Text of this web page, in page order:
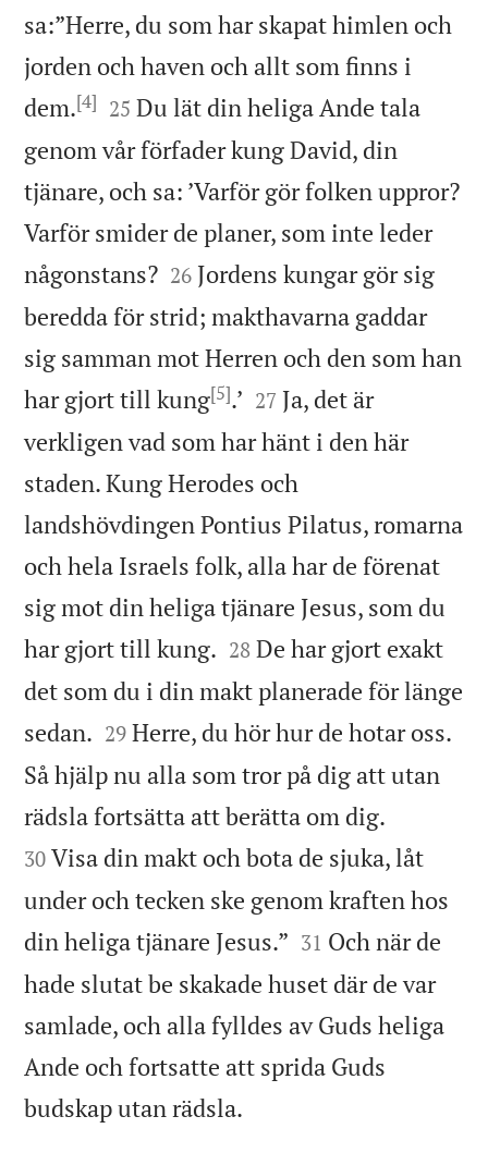
sa:”Herre, du som har skapat himlen och
jorden och haven och allt som finns i
dem.[4] 

25 Du lät din heliga Ande tala
genom vår förfader kung David, din
tjänare, och sa: ’Varför gör folken uppror?
Varför smider de planer, som inte leder
någonstans?
26 Jordens kungar gör sig
beredda för strid; makthavarna gaddar
sig samman mot Herren och den som han
har gjort till kung[5].’ 

27 Ja, det är
verkligen vad som har hänt i den här
staden. Kung Herodes och
landshövdingen Pontius Pilatus, romarna
och hela Israels folk, alla har de förenat
sig mot din heliga tjänare Jesus, som du
har gjort till kung. 

28 De har gjort exakt
det som du i din makt planerade för länge
sedan. 

29 Herre, du hör hur de hotar oss.
Så hjälp nu alla som tror på dig att utan
rädsla fortsätta att berätta om dig.
30 Visa din makt och bota de sjuka, låt
under och tecken ske genom kraften hos
din heliga tjänare Jesus.” 

31 Och när de
hade slutat be skakade huset där de var
samlade, och alla fylldes av Guds heliga
Ande och fortsatte att sprida Guds
budskap utan rädsla.